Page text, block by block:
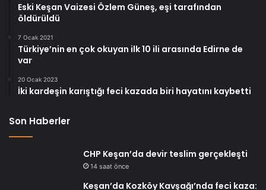
Eski Keşan Vaizesi Özlem Güneş, eşi tarafından
öldürüldü
7 Ocak 2021
Türkiye’nin en çok okuyan ilk 10 ili arasında Edirne de
var
20 Ocak 2023
İki kardeşin karıştığı feci kazada biri hayatını kaybetti
Son Haberler
CHP Keşan’da devir teslim gerçekleşti
14 saat önce
Keşan’da Kozköy Kavşağı’nda feci kaza: